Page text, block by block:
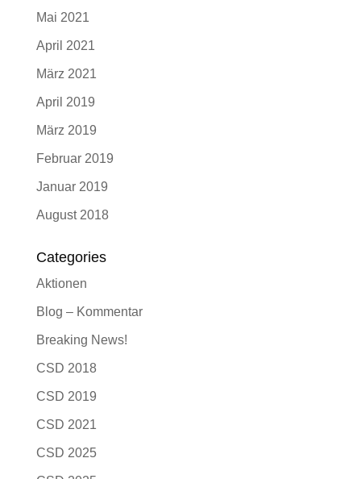
Mai 2021
April 2021
März 2021
April 2019
März 2019
Februar 2019
Januar 2019
August 2018
Categories
Aktionen
Blog – Kommentar
Breaking News!
CSD 2018
CSD 2019
CSD 2021
CSD 2025